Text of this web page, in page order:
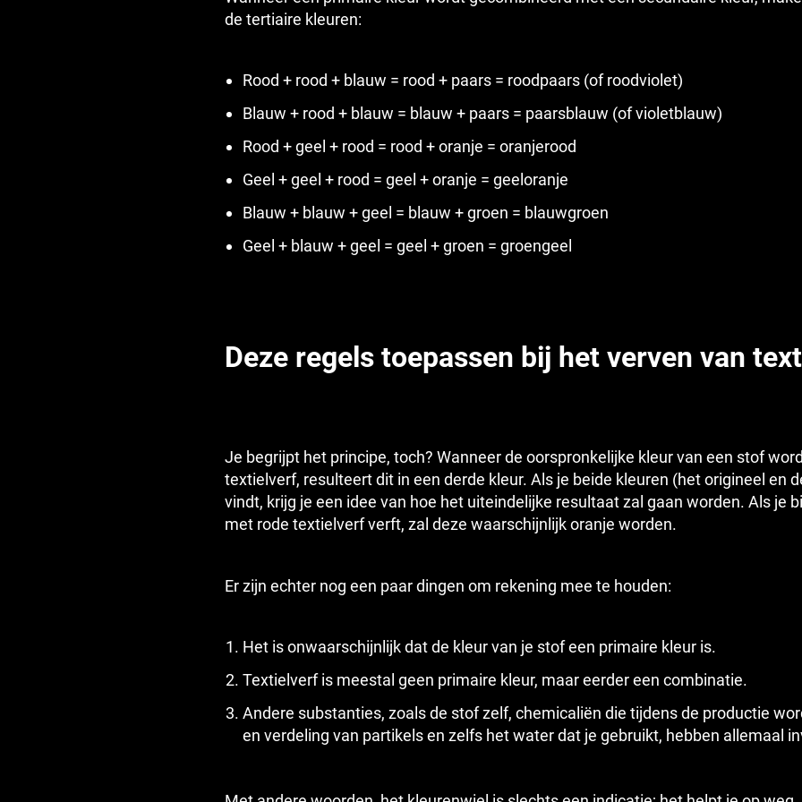
de tertiaire kleuren:
Rood + rood + blauw = rood + paars = roodpaars (of roodviolet)
Blauw + rood + blauw = blauw + paars = paarsblauw (of violetblauw)
Rood + geel + rood = rood + oranje = oranjerood
Geel + geel + rood = geel + oranje = geeloranje
Blauw + blauw + geel = blauw + groen = blauwgroen
Geel + blauw + geel = geel + groen = groengeel
Deze regels toepassen bij het verven van
Je begrijpt het principe, toch? Wanneer de oorspronkelijke kleur van een stof
textielverf, resulteert dit in een derde kleur. Als je beide kleuren (het origineel en
vindt, krijg je een idee van hoe het uiteindelijke resultaat zal gaan worden. Als je
met rode textielverf verft, zal deze waarschijnlijk oranje worden.
Er zijn echter nog een paar dingen om rekening mee te houden:
Het is onwaarschijnlijk dat de kleur van je stof een ​​primaire kleur is.
Textielverf is meestal geen primaire kleur, maar eerder een combinatie.
Andere substanties, zoals de stof zelf, chemicaliën die tijdens de productie
en verdeling van partikels en zelfs het water dat je gebruikt, hebben allemaal